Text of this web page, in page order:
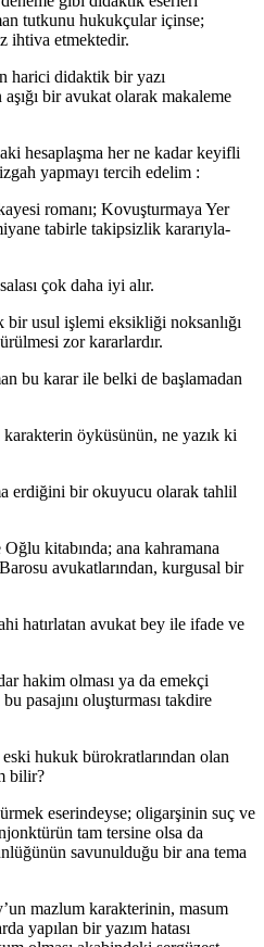
tutkunu hukukçular içinse;
ihtiva etmektedir.
harici didaktik bir yazı
bir avukat olarak makaleme
hesaplaşma her ne kadar keyifli
yapmayı tercih edelim :
romanı; Kovuşturmaya Yer
tabirle takipsizlik kararıyla-
çok daha iyi alır.
usul işlemi eksikliği noksanlığı
zor kararlardır.
bu karar ile belki de başlamadan
öyküsünün, ne yazık ki
erdiğini bir okuyucu olarak tahlil
kitabında; ana kahramana
avukatlarından, kurgusal bir
hatırlatan avukat bey ile ifade ve
hakim olması ya da emekçi
pasajını oluşturması takdire
hukuk bürokratlarından olan
bilir?
eserindeyse; oligarşinin suç ve
tam tersine olsa da
savunulduğu bir ana tema
mazlum karakterinin, masum
yapılan bir yazım hatası